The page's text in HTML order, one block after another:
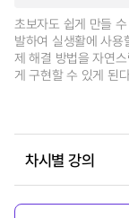
초보자도 쉽게 만들
발하여 실생활에 사
제 해결 방법을 자연
게 구현할 수 있게 된
차시별 강의